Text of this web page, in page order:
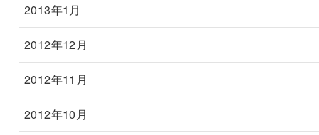
2013年1月
2012年12月
2012年11月
2012年10月